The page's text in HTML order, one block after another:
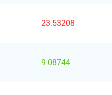
23.53208
9.08744